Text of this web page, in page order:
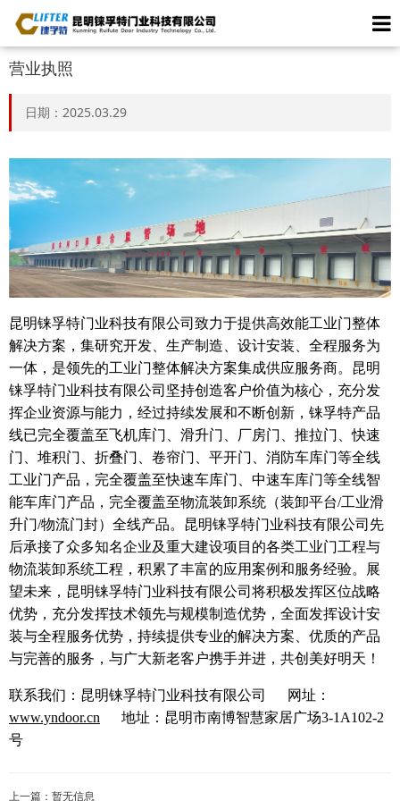
营业执照
日期：2025.03.29
昆明铼孚特门业科技有限公司致力于提供高效能工业门整体
解决方案，集研究开发、生产制造、设计安装、全程服务为
一体，是领先的工业门整体解决方案集成供应服务商。昆明
铼孚特门业科技有限公司坚持创造客户价值为核心，充分发
挥企业资源与能力，经过持续发展和不断创新，铼孚特产品
线已完全覆盖至飞机库门、滑升门、厂房门、推拉门、快速
门、堆积门、折叠门、卷帘门、平开门、消防车库门等全线
工业门产品，完全覆盖至快速车库门、中速车库门等全线智
能车库门产品，完全覆盖至物流装卸系统（装卸平台/工业滑
升门/物流门封）全线产品。 昆明铼孚特门业科技有限公司先
后承接了众多知名企业及重大建设项目的各类工业门工程与
物流装卸系统工程，积累了丰富的应用案例和服务经验。展
望未来，昆明铼孚特门业科技有限公司将积极发挥区位战略
优势，充分发挥技术领先与规模制造优势，全面发挥设计安
装与全程服务优势，持续提供专业的解决方案、优质的产品
与完善的服务，与广大新老客户携手并进，共创美好明天！
联系我们：昆明铼孚特门业科技有限公司 网址：
www.yndoor.cn 地址：昆明市南博智慧家居广场3-1A102-2
号
上一篇：暂无信息